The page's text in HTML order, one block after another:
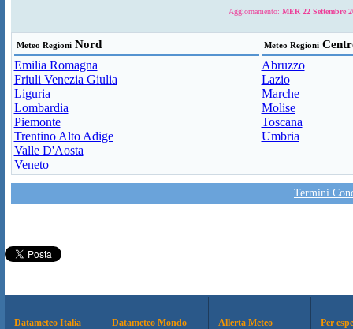
Aggiornamento: MER 22 Settembre
Meteo RegioniNord Meteo Regioni
Emilia Romagna
Friuli Venezia Giulia
Liguria
Lombardia
Piemonte
Trentino Alto Adige
Valle D'Aosta
Veneto
Abruzzo
Lazio
Marche
Molise
Toscana
Umbria
Termini
Datameteo Italia Datameteo Mondo Allerta Meteo Per